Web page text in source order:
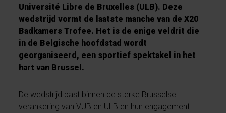
Université Libre de Bruxelles (ULB). Deze
wedstrijd vormt de laatste manche van de X20
Badkamers Trofee. Het is de enige veldrit die
in de Belgische hoofdstad wordt
georganiseerd, een sportief spektakel in het
hart van Brussel.
De wedstrijd past binnen de sterke Brusselse
verankering van VUB en ULB en hun engagement